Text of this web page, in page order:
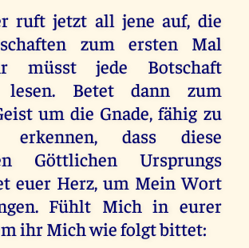
ruft jetzt all jene auf, die
zum ersten Mal
müsst jede Botschaft
lesen. Betet dann zum
um die Gnade, fähig zu
dass diese
Göttlichen Ursprungs
euer Herz, um Mein Wort
Fühlt Mich in eurer
ihr Mich wie folgt bittet: